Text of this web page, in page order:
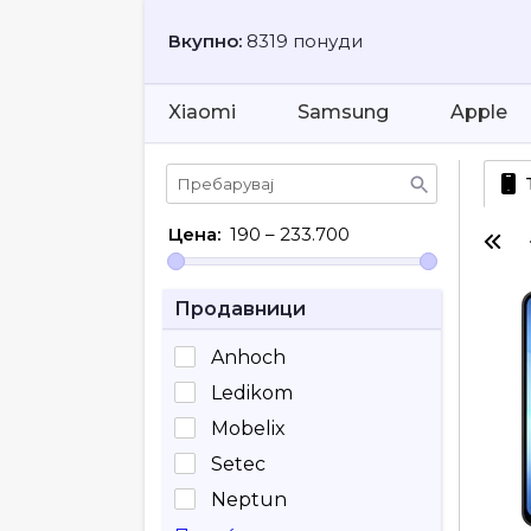
Вкупно: 8319 понуди
Xiaomi Samsung Apple
Цена: 190 – 233.700
Продавници
Anhoch
Ledikom
Mobelix
Setec
Neptun